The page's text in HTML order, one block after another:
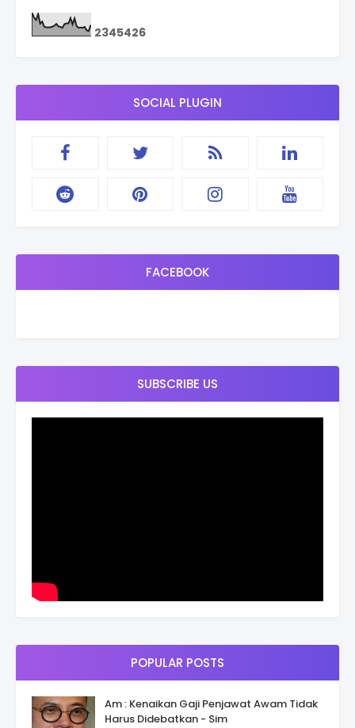
2345426
SOCIAL PLUGIN
FACEBOOK
SUBSCRIBE US
POPULAR POSTS
Am : Kenaikan Gaji Penjawat Awam Tidak
Harus Didebatkan - Sim